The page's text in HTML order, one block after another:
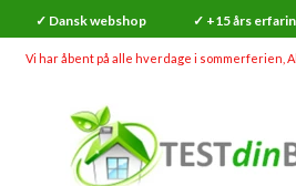
✓ Dansk webshop ✓ +15 års
Vi har åbent på alle hverdage i sommerferien,